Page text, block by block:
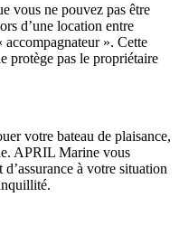
vous ne pouvez pas être
d’une location entre
». Cette
protège pas le propriétaire
votre bateau de plaisance,
APRIL Marine vous
à votre situation